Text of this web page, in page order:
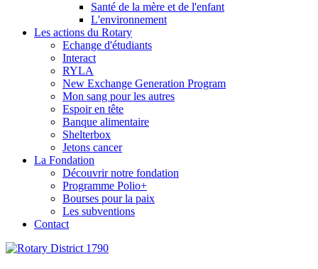
Santé de la mère et de l'enfant
L'environnement
Les actions du Rotary
Echange d'étudiants
Interact
RYLA
New Exchange Generation Program
Mon sang pour les autres
Espoir en tête
Banque alimentaire
Shelterbox
Jetons cancer
La Fondation
Découvrir notre fondation
Programme Polio+
Bourses pour la paix
Les subventions
Contact